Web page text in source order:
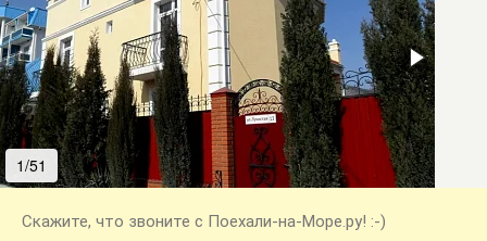
1/51
Скажите, что звоните с Поехали-на-Море.ру! :-)